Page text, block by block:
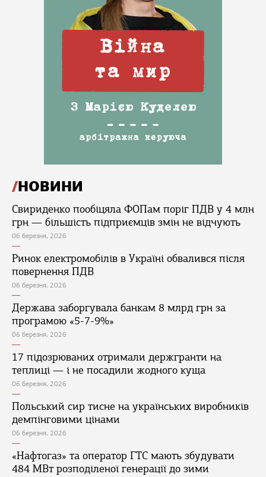
НОВИНИ
Свириденко пообіцяла ФОПам поріг ПДВ у 4 млн
грн — більшість підприємців змін не відчують
06 березня, 2026
Ринок електромобілів в Україні обвалився після
повернення ПДВ
06 березня, 2026
Держава заборгувала банкам 8 млрд грн за
програмою «5-7-9%»
06 березня, 2026
17 підозрюваних отримали держгранти на
теплиці — і не посадили жодного куща
06 березня, 2026
Польський сир тисне на українських виробників
демпінговими цінами
06 березня, 2026
«Нафтогаз» та оператор ГТС мають збудувати
484 МВт розподіленої генерації до зими